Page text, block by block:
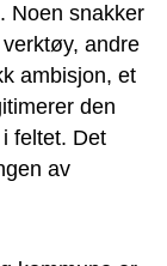
Noen snakker
andre
ambisjon, et
den
feltet. Det
av